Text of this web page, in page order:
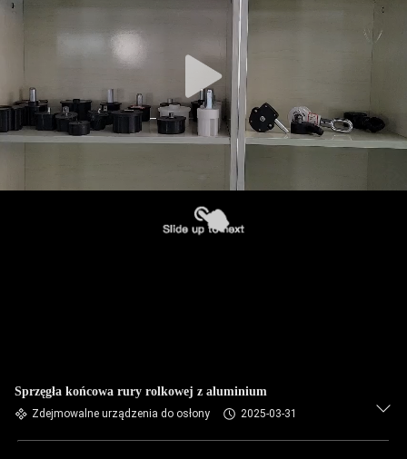
Sprzęgła końcowa rury rolkowej z aluminium
Zdejmowalne urządzenia do osłony 2025-03-31